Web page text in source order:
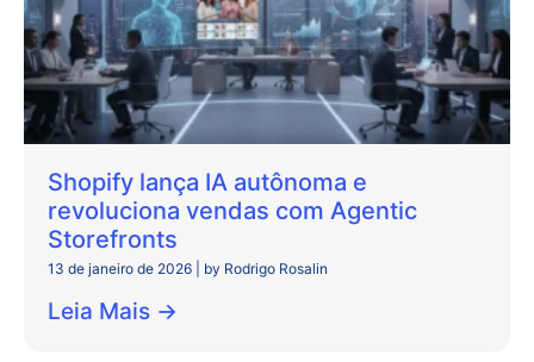
Shopify lança IA autônoma e
revoluciona vendas com Agentic
Storefronts
13 de janeiro de 2026 by Rodrigo Rosalin
Leia Mais →